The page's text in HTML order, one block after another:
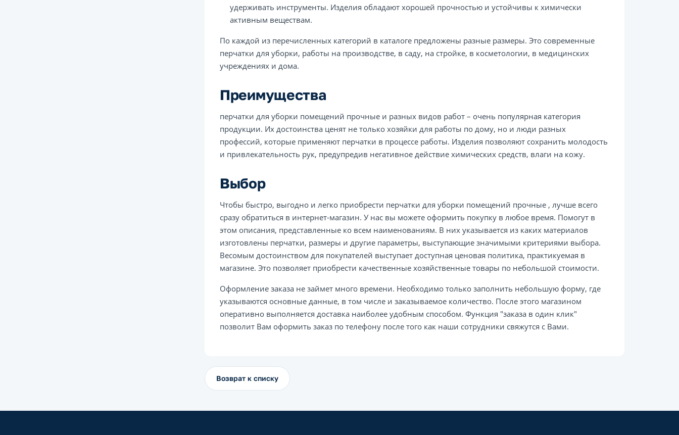
удерживать инструменты. Изделия обладают хорошей прочностью и устойчивы к химически
активным веществам.
По каждой из перечисленных категорий в каталоге предложены разные размеры. Это современные
перчатки для уборки, работы на производстве, в саду, на стройке, в косметологии, в медицинских
учреждениях и дома.
Преимущества
перчатки для уборки помещений прочные и разных видов работ – очень популярная категория
продукции. Их достоинства ценят не только хозяйки для работы по дому, но и люди разных
профессий, которые применяют перчатки в процессе работы. Изделия позволяют сохранить молодость
и привлекательность рук, предупредив негативное действие химических средств, влаги на кожу.
Выбор
Чтобы быстро, выгодно и легко приобрести перчатки для уборки помещений прочные , лучше всего
сразу обратиться в интернет-магазин. У нас вы можете оформить покупку в любое время. Помогут в
этом описания, представленные ко всем наименованиям. В них указывается из каких материалов
изготовлены перчатки, размеры и другие параметры, выступающие значимыми критериями выбора.
Весомым достоинством для покупателей выступает доступная ценовая политика, практикуемая в
магазине. Это позволяет приобрести качественные хозяйственные товары по небольшой стоимости.
Оформление заказа не займет много времени. Необходимо только заполнить небольшую форму, где
указываются основные данные, в том числе и заказываемое количество. После этого магазином
оперативно выполняется доставка наиболее удобным способом. Функция "заказа в один клик"
позволит Вам оформить заказ по телефону после того как наши сотрудники свяжутся с Вами.
Возврат к списку